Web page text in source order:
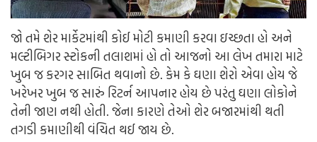
જો તમે શેર માર્કેટમાંથી કોઈ મોટી કમાણી કરવા ઇચ્છતા હો અને
મલ્ટીબિગર સ્ટોકની તલાશમાં હો તો આજનો આ લેખ તમારા માટે
ખુબ જ કરગર સાબિત થવાનો છે. કેમ કે ઘણા શેરો એવા હોય જે
ખરેખર ખુબ જ સારું રિટર્ન આપનાર હોય છે પરંતુ ઘણા લોકોને
તેની જાણ નથી હોતી. જેના કારણે તેઓ શેર બજારમાંથી થતી
તગડી કમાણીથી વંચિત થઈ જાય છે.